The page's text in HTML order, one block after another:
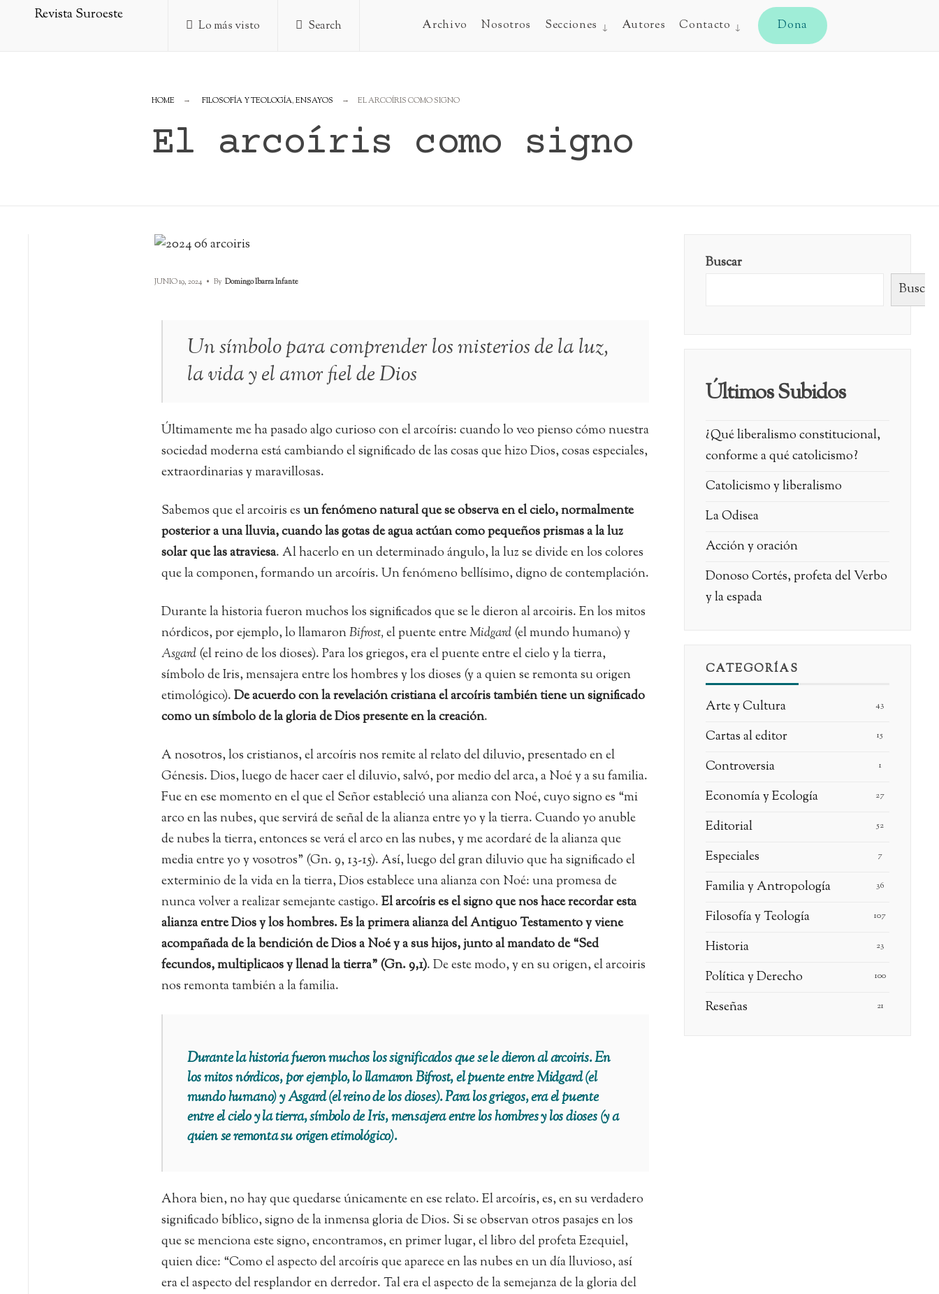
Lo más visto Search Archivo Nosotros Secciones Autores Contacto Dona
HOME FILOSOFÍA Y TEOLOGÍA,ENSAYOS EL ARCOÍRIS COMO SIGNO
El arcoíris como signo
JUNIO 19, 2024 • By Domingo Ibarra Infante
Un símbolo para comprender los misterios de la luz,
la vida y el amor fiel de Dios
Últimamente me ha pasado algo curioso con el arcoíris: cuando lo veo pienso cómo nuestra
sociedad moderna está cambiando el significado de las cosas que hizo Dios, cosas especiales,
extraordinarias y maravillosas.
Sabemos que el arcoiris esun fenómeno natural que se observa en el cielo, normalmente
posterior a una lluvia, cuando las gotas de agua actúan como pequeños prismas a la luz
solar que las atraviesa. Al hacerlo en un determinado ángulo, la luz se divide en los colores
que la componen, formando un arcoíris. Un fenómeno bellísimo, digno de contemplación.
Durante la historia fueron muchos los significados que se le dieron al arcoiris. En los mitos
nórdicos, por ejemplo, lo llamaronBifrost,el puente entreMidgard(el mundo humano) y
Asgard(el reino de los dioses). Para los griegos, era el puente entre el cielo y la tierra,
símbolo de Iris, mensajera entre los hombres y los dioses (y a quien se remonta su origen
etimológico).De acuerdo con la revelación cristiana el arcoíris también tiene un significado
como un símbolo de la gloria de Dios presente en la creación.
A nosotros, los cristianos, el arcoíris nos remite al relato del diluvio, presentado en el
Génesis. Dios, luego de hacer caer el diluvio, salvó, por medio del arca, a Noé y a su familia.
Fue en ese momento en el que el Señor estableció una alianza con Noé, cuyo signo es “mi
arco en las nubes, que servirá de señal de la alianza entre yo y la tierra. Cuando yo anuble
de nubes la tierra, entonces se verá el arco en las nubes, y me acordaré de la alianza que
media entre yo y vosotros” (Gn. 9, 13-15). Así, luego del gran diluvio que ha significado el
exterminio de la vida en la tierra, Dios establece una alianza con Noé: una promesa de
nunca volver a realizar semejante castigo.El arcoíris es el signo que nos hace recordar esta
alianza entre Dios y los hombres. Es la primera alianza del Antiguo Testamento y viene
acompañada de la bendición de Dios a Noé y a sus hijos, junto al mandato de “Sed
fecundos, multiplicaos y llenad la tierra” (Gn. 9,1). De este modo, y en su origen, el arcoiris
nos remonta también a la familia.
Durante la historia fueron muchos los significados que se le dieron al arcoiris. En
los mitos nórdicos, por ejemplo, lo llamaronBifrost, el puente entreMidgard(el
mundo humano) yAsgard(el reino de los dioses). Para los griegos, era el puente
entre el cielo y la tierra, símbolo de Iris, mensajera entre los hombres y los dioses (y a
quien se remonta su origen etimológico).
Ahora bien, no hay que quedarse únicamente en ese relato. El arcoíris, es, en su verdadero
significado bíblico, signo de la inmensa gloria de Dios. Si se observan otros pasajes en los
que se menciona este signo, encontramos, en primer lugar, el libro del profeta Ezequiel,
quien dice: “Como el aspecto del arcoíris que aparece en las nubes en un día lluvioso, así
era el aspecto del resplandor en derredor. Tal era el aspecto de la semejanza de la gloria del
Buscar
Buscar
Últimos Subidos
¿Qué liberalismo constitucional,
conforme a qué catolicismo?
Catolicismo y liberalismo
La Odisea
Acción y oración
Donoso Cortés, profeta del Verbo
y la espada
CATEGORÍAS
Arte y Cultura 43
Cartas al editor 15
Controversia 1
Economía y Ecología 27
Editorial 52
Especiales 7
Familia y Antropología 36
Filosofía y Teología 107
Historia 23
Política y Derecho 100
Reseñas 21